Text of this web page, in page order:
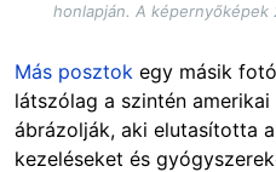
honlapján. A
Más posztok egy másik
látszólag a szintén
ábrázolják, aki elutasította
kezeléseket és